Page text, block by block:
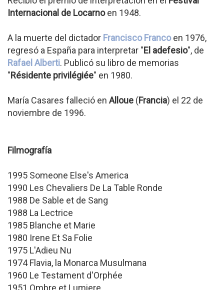
Internacional de Locarnoen 1948.
A la muerte del dictador Francisco Francoen 1976,
regresó a España para interpretar "El adefesio", de
Rafael Alberti. Publicó su libro de memorias
"Résidente privilégiée" en 1980.
María Casares falleció en Alloue (Francia) el 22 de
noviembre de 1996.
Filmografía
1995 Someone Else's America
1990 Les Chevaliers De La Table Ronde
1988 De Sable et de Sang
1988 La Lectrice
1985 Blanche et Marie
1980 Irene Et Sa Folie
1975 L'Adieu Nu
1974 Flavia, la Monarca Musulmana
1960 Le Testament d'Orphée
1951 Ombre et Lumiere